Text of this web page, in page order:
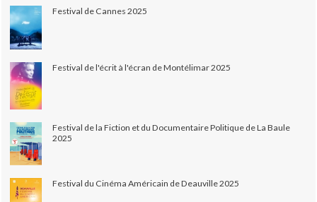
Festival de Cannes 2025
Festival de l'écrit à l'écran de Montélimar 2025
Festival de la Fiction et du Documentaire Politique de La Baule
2025
Festival du Cinéma Américain de Deauville 2025